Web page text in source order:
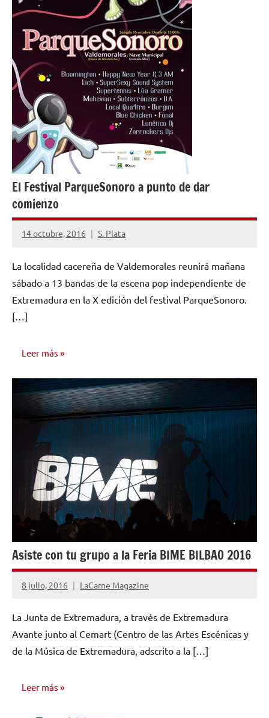
El Festival ParqueSonoro a punto de dar
comienzo
14 octubre, 2016 S. Plata
No
comentarios
La localidad cacereña de Valdemorales reunirá mañana
sábado a 13 bandas de la escena pop independiente de
Extremadura en la X edición del festival ParqueSonoro.
[…]
Leer más
NOTICIAS
Asiste con tu grupo a la Feria BIME BILBAO 2016
8 julio, 2016 LaCarne Magazine
No
comentarios
La Junta de Extremadura, a través de Extremadura
Avante junto al Cemart (Centro de las Artes Escénicas y
de la Música de Extremadura, adscrito a la […]
Leer más